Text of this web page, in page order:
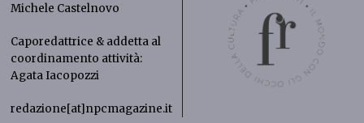
Michele Castelnovo
Caporedattrice & addetta al
coordinamento attività:
Agata Iacopozzi
redazione[at]npcmagazine.it